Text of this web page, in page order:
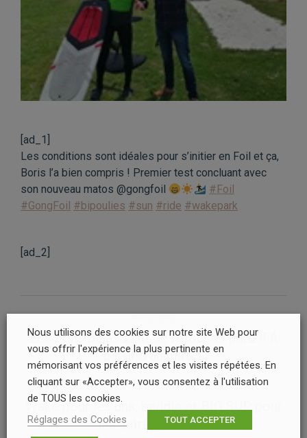
[ad_1]
Les conditions sont idéales pour s’initier en Foil et ça,
Boris l’a bien compris ! Premier test concluant avec
son nouveau matos @gongfoil
#Foil
#GongFoil #bipoulies #sun #ride #wakepark
[ad_2]
NAVIGATION
ARTICLE
Article
précédent
:
Les bons plans sont de retour au parc !! A
partir d’aujourd’…
SUIVANT
Article
suivant
Wake pour les uns, paddle et BIG SUP pour
les autres, on est…
Nous utilisons des cookies sur notre site Web pour
vous offrir l'expérience la plus pertinente en
mémorisant vos préférences et les visites répétées. En
cliquant sur «Accepter», vous consentez à l'utilisation
de TOUS les cookies.
Réglages des Cookies
TOUT ACCEPTER